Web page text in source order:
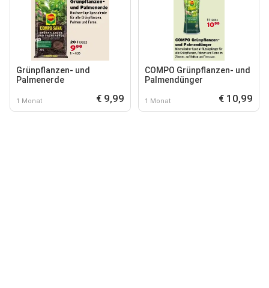
Grünpflanzen- und
Palmenerde
1 Monat € 9,99
COMPO Grünpflanzen- und
Palmendünger
1 Monat € 10,99